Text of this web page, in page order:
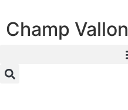
Champ Vallon